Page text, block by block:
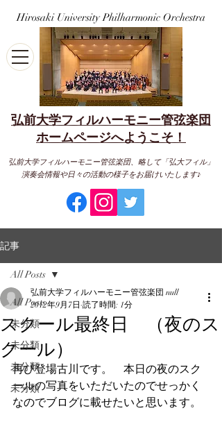
弘前大学フィルハーモニー管弦楽団
​ホームページへようこそ！
Hirosaki University Philharmonic Orchestra
弘前大学フィルハーモニー管弦楽団、略して「弘大フィル」
演奏会情報や日々の活動の様子をお届けいたします♪
記事
All Posts
未分類
未分類
未分類
未分類
All Posts
スクール最終日 （夜のス
クール）
弘前大学フィルハーモニー管弦楽団 null
2012年9月7日 読了時間: 1分
再び登場古川です。　本日の夜のスク
ールの写真をいただいたのでせっかく
なのでブログに載せたいと思います。